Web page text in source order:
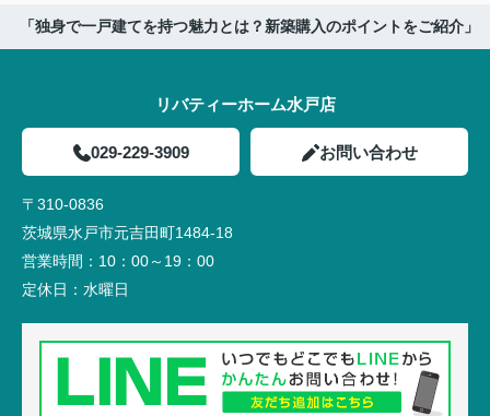
「独身で一戸建てを持つ魅力とは？新築購入のポイントをご紹介」
リバティーホーム水戸店
029-229-3909 お問い合わせ
〒310-0836
茨城県水戸市元吉田町1484-18
営業時間： 10：00～19：00
定休日： 水曜日